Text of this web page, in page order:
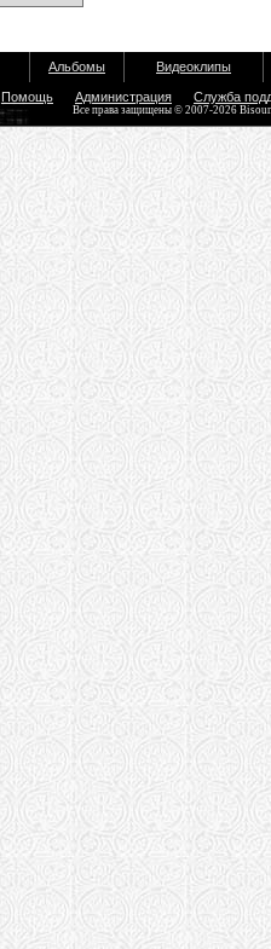
Альбомы Видеоклипы
Помощь Администрация Служба
Все права защищены © 2007-2026